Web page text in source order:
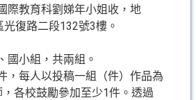
際教育科劉娣年小姐收，地
復路二段132號3樓。
國小組，共兩組。
，每人以投稿一組（件）作品為
各校鼓勵參加至少1件。透過